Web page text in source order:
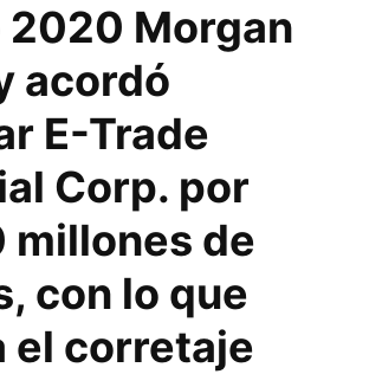
2020 Morgan
acordó
E-Trade
Corp. por
millones de
con lo que
el corretaje